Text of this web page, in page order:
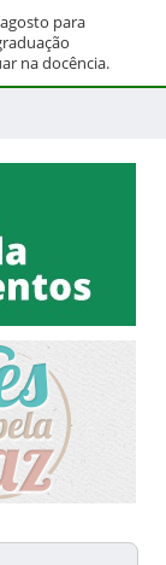
para
na docência.